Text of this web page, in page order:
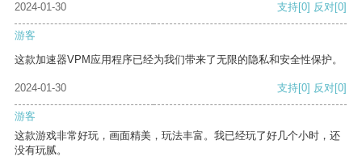
2024-01-30 支持[0] 反对[0]
游客
这款加速器VPM应用程序已经为我们带来了无限的隐私和安全性保护。
2024-01-30 支持[0] 反对[0]
游客
这款游戏非常好玩，画面精美，玩法丰富。我已经玩了好几个小时，还
没有玩腻。